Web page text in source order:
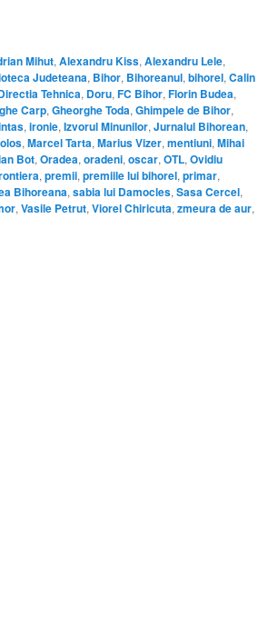
Mihut, Alexandru Kiss, Alexandru Lele,
Judeteana, Bihor, Bihoreanul, bihorel, Calin
Tehnica, Doru, FC Bihor, Florin Budea,
Carp, Gheorghe Toda, Ghimpele de Bihor,
, ironie, Izvorul Minunilor, Jurnalul Bihorean,
, Marcel Tarta, Marius Vizer, mentiuni, Mihai
Bot, Oradea, oradeni, oscar, OTL, Ovidiu
, premii, premiile lui bihorel, primar,
Bihoreana, sabia lui Damocles, Sasa Cercel,
, Vasile Petrut, Viorel Chiricuta, zmeura de aur,